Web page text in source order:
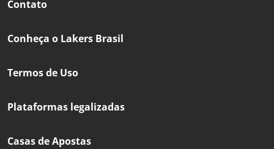
Contato
Conheça o Lakers Brasil
Termos de Uso
Plataformas legalizadas
Casas de Apostas